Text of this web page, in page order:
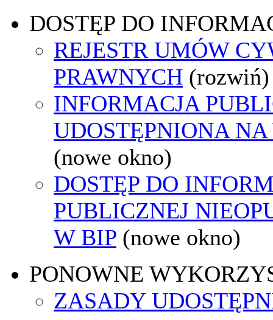
DOSTĘP DO
REJESTR UMÓW
PRAWNYCH (rozwiń)
INFORMACJA
UDOSTĘPNIONA
(nowe okno)
DOSTĘP DO
PUBLICZNEJ
W BIP (nowe okno)
PONOWNE
ZASADY